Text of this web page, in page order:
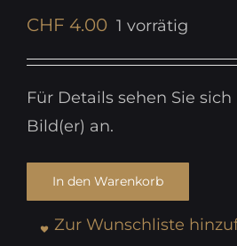
CHF 4.00 1 vorrätig
Für Details sehen Sie
Bild(er) an.
In den Warenkorb
Zur Wunschliste